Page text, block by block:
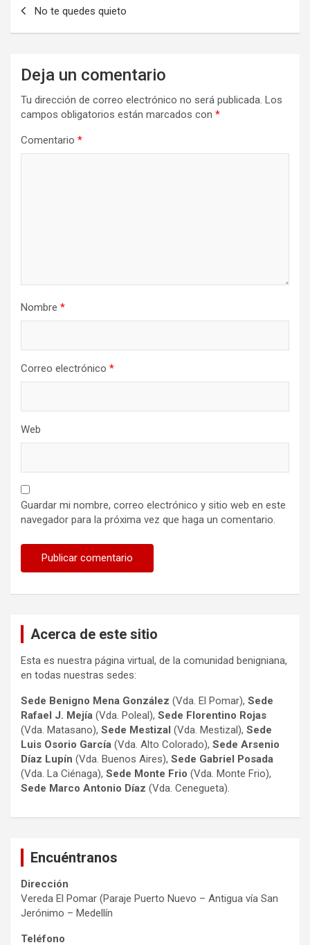
No te quedes quieto
Deja un comentario
Tu dirección de correo electrónico no será publicada. Los
campos obligatorios están marcados con *
Comentario *
Nombre *
Correo electrónico *
Web
Guardar mi nombre, correo electrónico y sitio web en este
navegador para la próxima vez que haga un comentario.
Acerca de este sitio
Esta es nuestra página virtual, de la comunidad benigniana,
en todas nuestras sedes:
Sede Benigno Mena González (Vda. El Pomar), Sede
Rafael J. Mejía (Vda. Poleal), Sede Florentino Rojas
(Vda. Matasano), Sede Mestizal (Vda. Mestizal), Sede
Luis Osorio García (Vda. Alto Colorado), Sede Arsenio
Díaz Lupín (Vda. Buenos Aires), Sede Gabriel Posada
(Vda. La Ciénaga), Sede Monte Frio (Vda. Monte Frio),
Sede Marco Antonio Díaz (Vda. Cenegueta).
Encuéntranos
Dirección
Vereda El Pomar (Paraje Puerto Nuevo – Antigua vía San
Jerónimo – Medellín
Teléfono